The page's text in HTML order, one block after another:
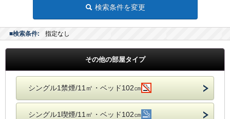
検索条件を変更
■検索条件: 指定なし
その他の部屋タイプ
シングル1禁煙/11㎡・ベッド102㎝
シングル1喫煙/11㎡・ベッド102㎝